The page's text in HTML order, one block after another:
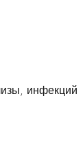
инфекций